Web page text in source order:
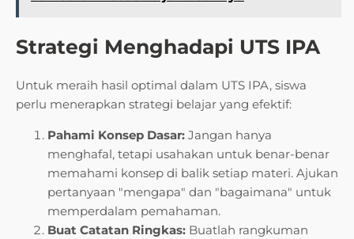
Strategi Menghadapi UTS IPA
Untuk meraih hasil optimal dalam UTS IPA, siswa
perlu menerapkan strategi belajar yang efektif:
Pahami Konsep Dasar: Jangan hanya
menghafal, tetapi usahakan untuk benar-benar
memahami konsep di balik setiap materi. Ajukan
pertanyaan "mengapa" dan "bagaimana" untuk
memperdalam pemahaman.
Buat Catatan Ringkas: Buatlah rangkuman